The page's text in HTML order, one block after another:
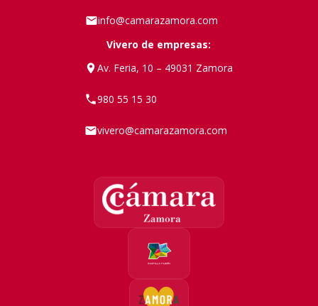
info@camarazamora.com
Vivero de empresas:
Av. Feria, 10 – 49031 Zamora
980 55 15 30
vivero@camarazamora.com